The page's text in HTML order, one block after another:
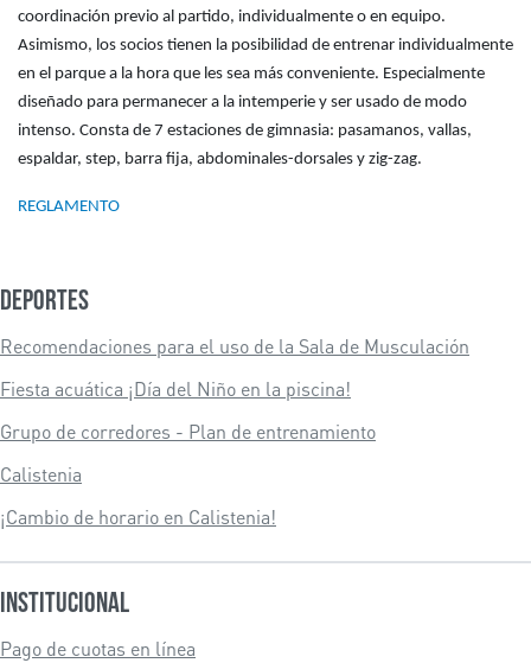
coordinación previo al partido, individualmente o en equipo.
Asimismo, los socios tienen la posibilidad de entrenar individualmente
en el parque a la hora que les sea más conveniente. Especialmente
diseñado para permanecer a la intemperie y ser usado de modo
intenso. Consta de 7 estaciones de gimnasia: pasamanos, vallas,
espaldar, step, barra fija, abdominales-dorsales y zig-zag.
REGLAMENTO
Deportes
Recomendaciones para el uso de la Sala de Musculación
Fiesta acuática ¡Día del Niño en la piscina!
Grupo de corredores - Plan de entrenamiento
Calistenia
¡Cambio de horario en Calistenia!
Institucional
Pago de cuotas en línea